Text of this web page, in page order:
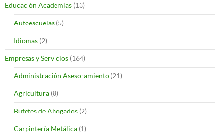
Educación Academias (13)
Autoescuelas (5)
Idiomas (2)
Empresas y Servicios (164)
Administración Asesoramiento (21)
Agricultura (8)
Bufetes de Abogados (2)
Carpintería Metálica (1)